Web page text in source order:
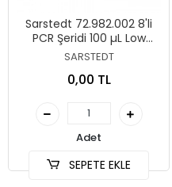
Sarstedt 72.982.002 8'li
PCR Şeridi 100 µL Low
Profile
SARSTEDT
0,00 TL
Adet
SEPETE EKLE